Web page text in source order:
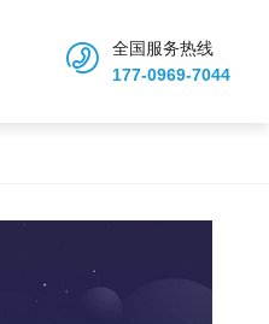
全国服务热线
177-0969-7044